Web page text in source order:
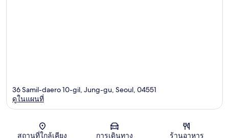
แผนที่
36 Samil-daero 10-gil, Jung-gu, Seoul, 04551
ดูในแผนที่
สถานที่ใกล้เคียง การเดินทาง ร้านอาหาร